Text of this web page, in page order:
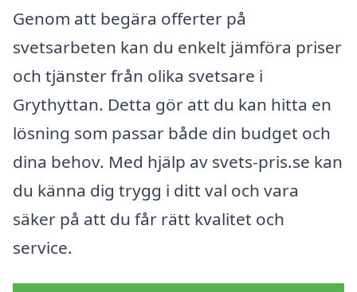
Genom att begära offerter på
svetsarbeten kan du enkelt jämföra priser
och tjänster från olika svetsare i
Grythyttan. Detta gör att du kan hitta en
lösning som passar både din budget och
dina behov. Med hjälp av svets-pris.se kan
du känna dig trygg i ditt val och vara
säker på att du får rätt kvalitet och
service.